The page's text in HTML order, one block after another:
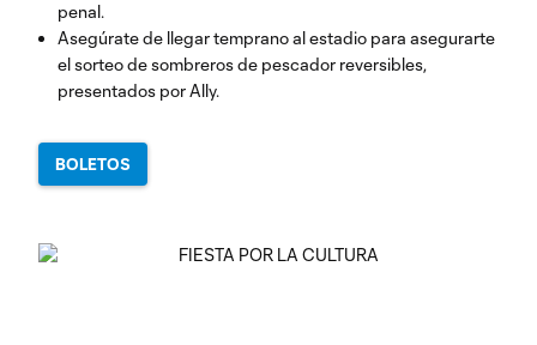
penal.
Asegúrate de llegar temprano al estadio para asegurarte
el sorteo de sombreros de pescador reversibles,
presentados por Ally.
BOLETOS